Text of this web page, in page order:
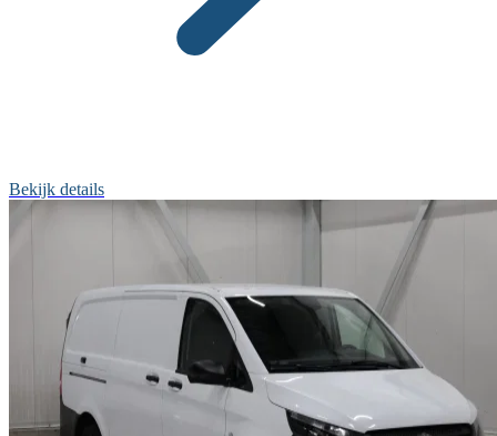
Bekijk details